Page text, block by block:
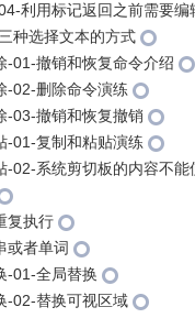
利用标记返回之前需要编
种选择文本的方式
-01-撤销和恢复命令介绍
-02-删除命令演练
-03-撤销和恢复撤销
-01-复制和粘贴演练
-02-系统剪切板的内容不能
复执行
或者单词
-01-全局替换
-02-替换可视区域